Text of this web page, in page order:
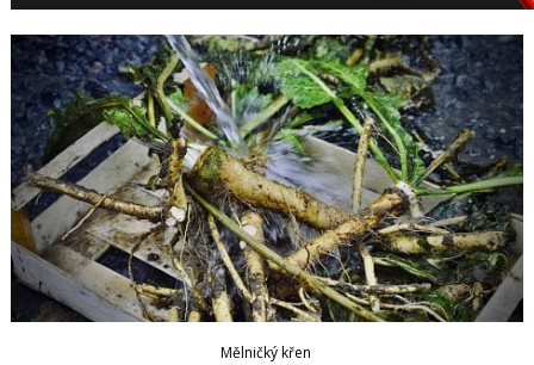
Mělničký křen